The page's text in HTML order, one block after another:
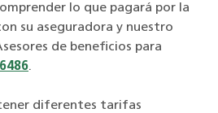
lo que pagará por la
su aseguradora y nuestro
de beneficios para
.
diferentes tarifas